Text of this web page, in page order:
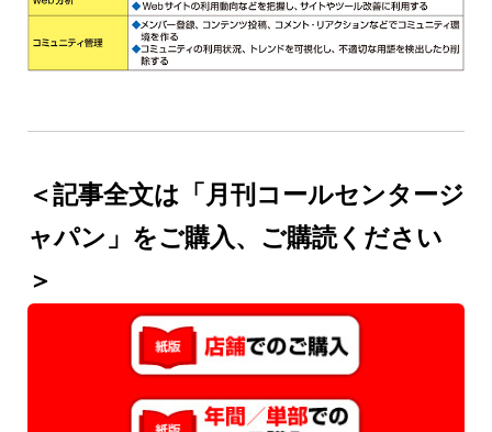
＜記事全文は「月刊コールセンタージ
ャパン」をご購入、ご購読ください
＞